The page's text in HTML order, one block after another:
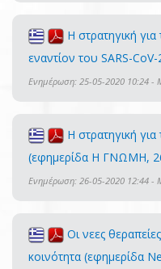
Η στρατηγική
εναντίον του SARS-CoV-
Ενημέρωση: 25-05-2020 10:24 -
Η στρατηγική
(εφημερίδα Η ΓΝΩΜΗ,
Ενημέρωση: 26-05-2020 12:44 -
Οι νεες
κοινότητα (εφημερίδα